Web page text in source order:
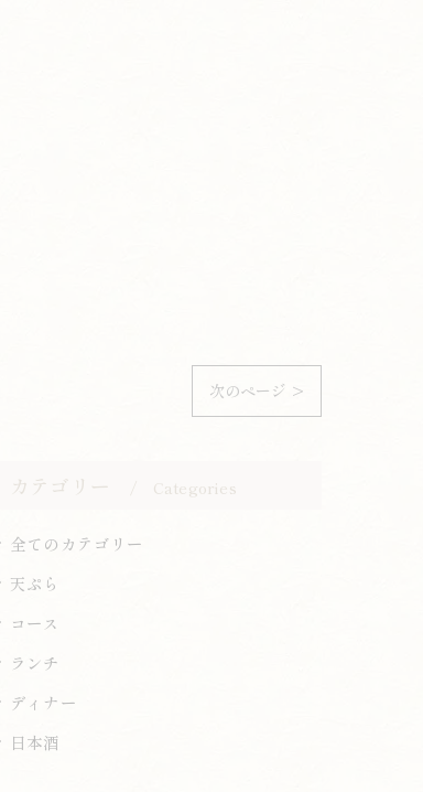
次のページ >
カテゴリー Categories
全てのカテゴリー
天ぷら
コース
ランチ
ディナー
日本酒